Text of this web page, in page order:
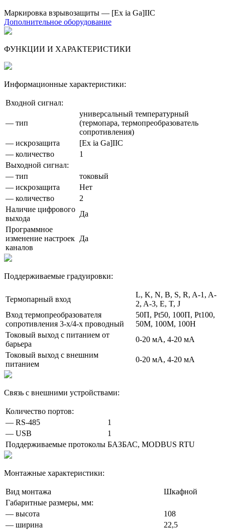
Маркировка взрывозащиты — [Ex ia Ga]IIC
Дополнительное оборудование
ФУНКЦИИ И ХАРАКТЕРИСТИКИ
Информационные характеристики:
Входной сигнал:
— тип
универсальный температурный
(термопара, термопреобразователь
сопротивления)
— искрозащита
[Ex ia Ga]IIC
— количество
1
Выходной сигнал:
— тип
токовый
— искрозащита
Нет
— количество
2
Наличие цифрового
выхода
Да
Программное
изменение настроек
каналов
Да
Поддерживаемые градуировки:
Термопарный вход
L, K, N, B, S, R, A-1, A-
2, A-3, E, T, J
Вход термопреобразователя
сопротивления 3‑х/4‑х проводный
50П, Pt50, 100П, Pt100,
50М, 100М, 100Н
Токовый выход с питанием от
барьера
0-20 мА, 4-20 мА
Токовый выход с внешним
питанием
0-20 мА, 4-20 мА
Связь с внешними устройствами:
Количество портов:
— RS-485
1
— USB
1
Поддерживаемые протоколы БАЗБАС, MODBUS RTU
Монтажные характеристики:
Вид монтажа
Шкафной
Габаритные размеры, мм:
— высота
108
— ширина
22,5